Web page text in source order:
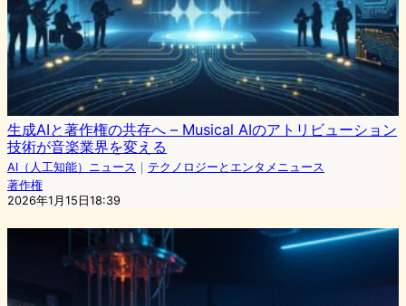
生成AIと著作権の共存へ – Musical AIのアトリビューション
技術が音楽業界を変える
AI（人工知能）ニュース ｜ テクノロジーとエンタメニュース
著作権
2026年1月15日18:39